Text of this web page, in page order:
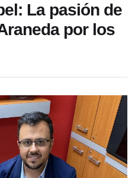
La pasión de
por los